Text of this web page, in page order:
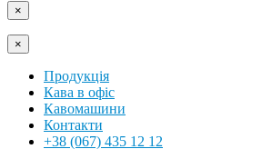
×
×
Продукція
Кава в офіс
Кавомашини
Контакти
+38 (067) 435 12 12